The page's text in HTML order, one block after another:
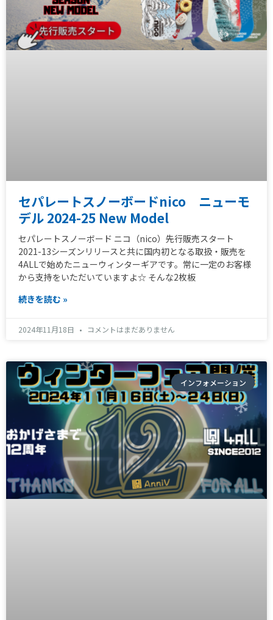
セパレートスノーボードnico ニューモ
デル 2024-25 New Model
セパレートスノーボード ニコ（nico）先行販売スタート
2021-13シーズンリリースと共に国内初となる取扱・販売を
4ALLで始めたニューウィンターギアです。常に一定のお客様
から支持をいただいていますよ☆ そんな2枚板
続きを読む »
2024年11月18日 コメントはまだありません
インフォメーション